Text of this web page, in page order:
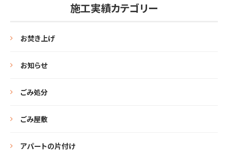
施工実績カテゴリー
お焚き上げ
お知らせ
ごみ処分
ごみ屋敷
アパートの片付け